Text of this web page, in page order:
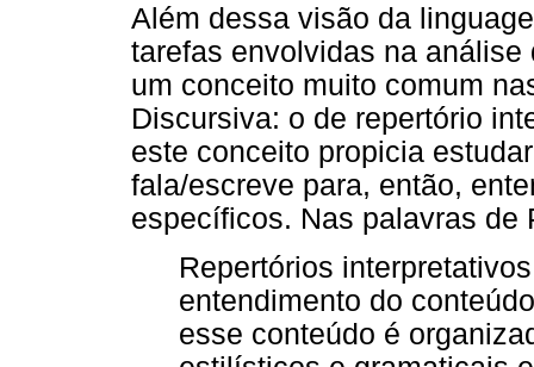
Além dessa visão da
tarefas envolvidas na
um conceito muito comum
Discursiva: o de repertório
este conceito propicia
fala/escreve para, então,
específicos. Nas palavras de
Repertórios
entendimento do
esse conteúdo é